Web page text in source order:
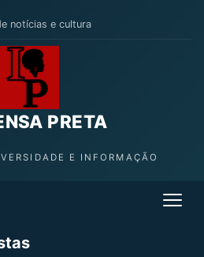
notícias e cultura
PRETA
E INFORMAÇÃO